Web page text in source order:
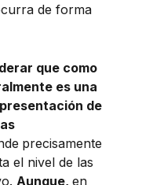
de forma
que como
es una
de
precisamente
el nivel de las
Aunque,en